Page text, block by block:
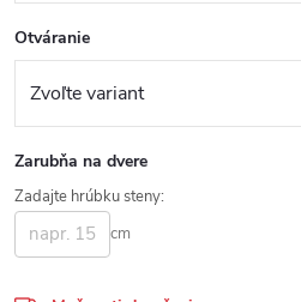
Otváranie
Zarubňa na dvere
Zadajte hrúbku steny:
cm